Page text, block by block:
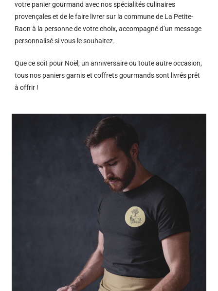
votre panier gourmand avec nos spécialités culinaires
provençales et de le faire livrer sur la commune de La Petite-
Raon à la personne de votre choix, accompagné d’un message
personnalisé si vous le souhaitez.
Que ce soit pour Noël, un anniversaire ou toute autre occasion,
tous nos paniers garnis et coffrets gourmands sont livrés prêt
à offrir !